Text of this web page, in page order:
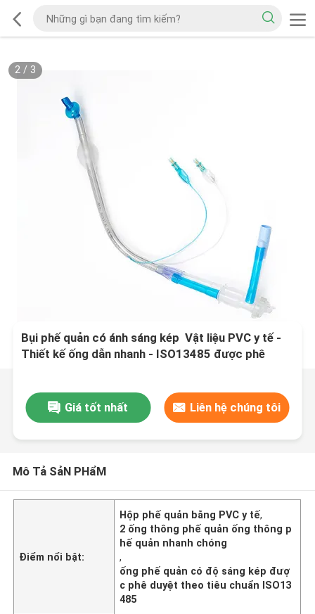
2/ 3
Bụi phế quản có ánh sáng kép ️ Vật liệu PVC y tế -
Thiết kế ống dẫn nhanh - ISO13485 được phê
Giá tốt nhất Liên hệ chúng tôi
Mô Tả SảN PHẩM
Điểm nổi bật:
Hộp phế quản bằng PVC y tế,
2 ống thông phế quản ống thông p
hế quản nhanh chóng
,
ống phế quản có độ sáng kép đượ
c phê duyệt theo tiêu chuẩn ISO13
485